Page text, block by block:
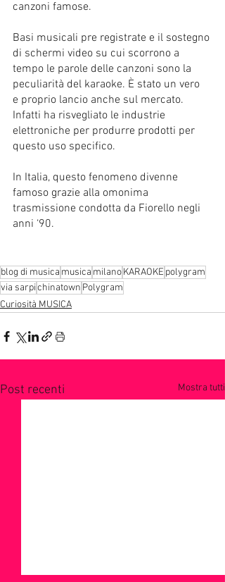
canzoni famose.
Basi musicali pre registrate e il sostegno
di schermi video su cui scorrono a
tempo le parole delle canzoni sono la
peculiarità del karaoke. È stato un vero
e proprio lancio anche sul mercato.
Infatti ha risvegliato le industrie
elettroniche per produrre prodotti per
questo uso specifico.
In Italia, questo fenomeno divenne
famoso grazie alla omonima
trasmissione condotta da Fiorello negli
anni ‘90.
blog di musica musica milanoKARAOKE polygram
via sarpichinatown Polygram
Curiosità MUSICA
Post recenti Mostra tutti